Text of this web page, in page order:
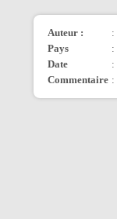
Auteur : :
Pays
:
Date
:
Commentaire :